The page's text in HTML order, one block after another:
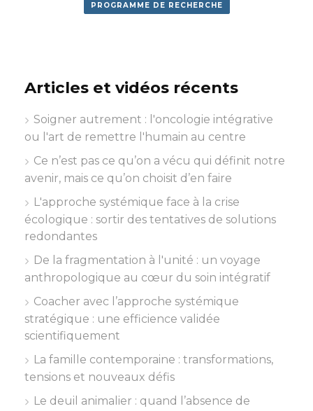
Articles et vidéos récents
Soigner autrement : l'oncologie intégrative
ou l'art de remettre l'humain au centre
Ce n’est pas ce qu’on a vécu qui définit notre
avenir, mais ce qu’on choisit d’en faire
L'approche systémique face à la crise
écologique : sortir des tentatives de solutions
redondantes
De la fragmentation à l'unité : un voyage
anthropologique au cœur du soin intégratif
Coacher avec l’approche systémique
stratégique : une efficience validée
scientifiquement
La famille contemporaine : transformations,
tensions et nouveaux défis
Le deuil animalier : quand l’absence de
PROGRAMME DE RECHERCHE